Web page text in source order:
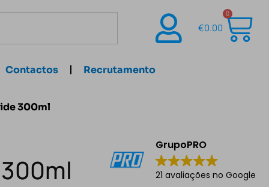
€0.00
0
Contactos Recrutamento
300ml
GrupoPRO
21 avaliações no Google